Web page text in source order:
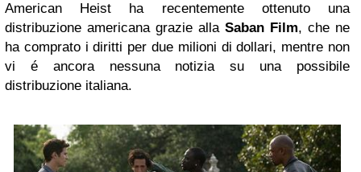
American Heist ha recentemente ottenuto una
distribuzione americana grazie alla Saban Film, che ne
ha comprato i diritti per due milioni di dollari, mentre non
vi é ancora nessuna notizia su una possibile
distribuzione italiana.